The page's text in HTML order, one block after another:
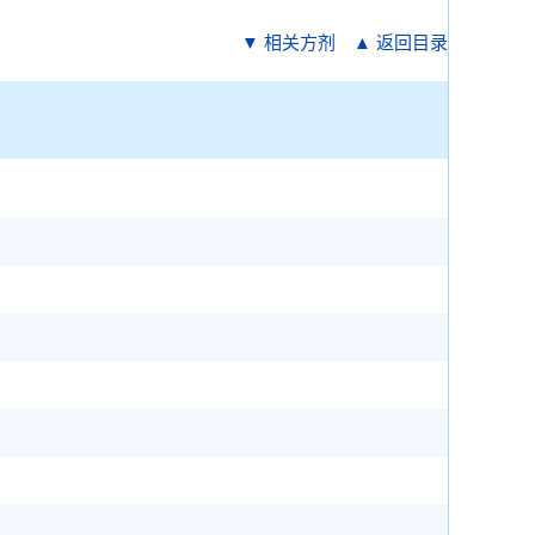
▼ 相关方剂 ▲ 返回目录